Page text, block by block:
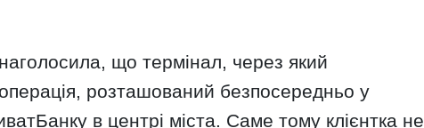
що термінал, через який
розташований безпосередньо у
в центрі міста. Саме тому клієнтка не